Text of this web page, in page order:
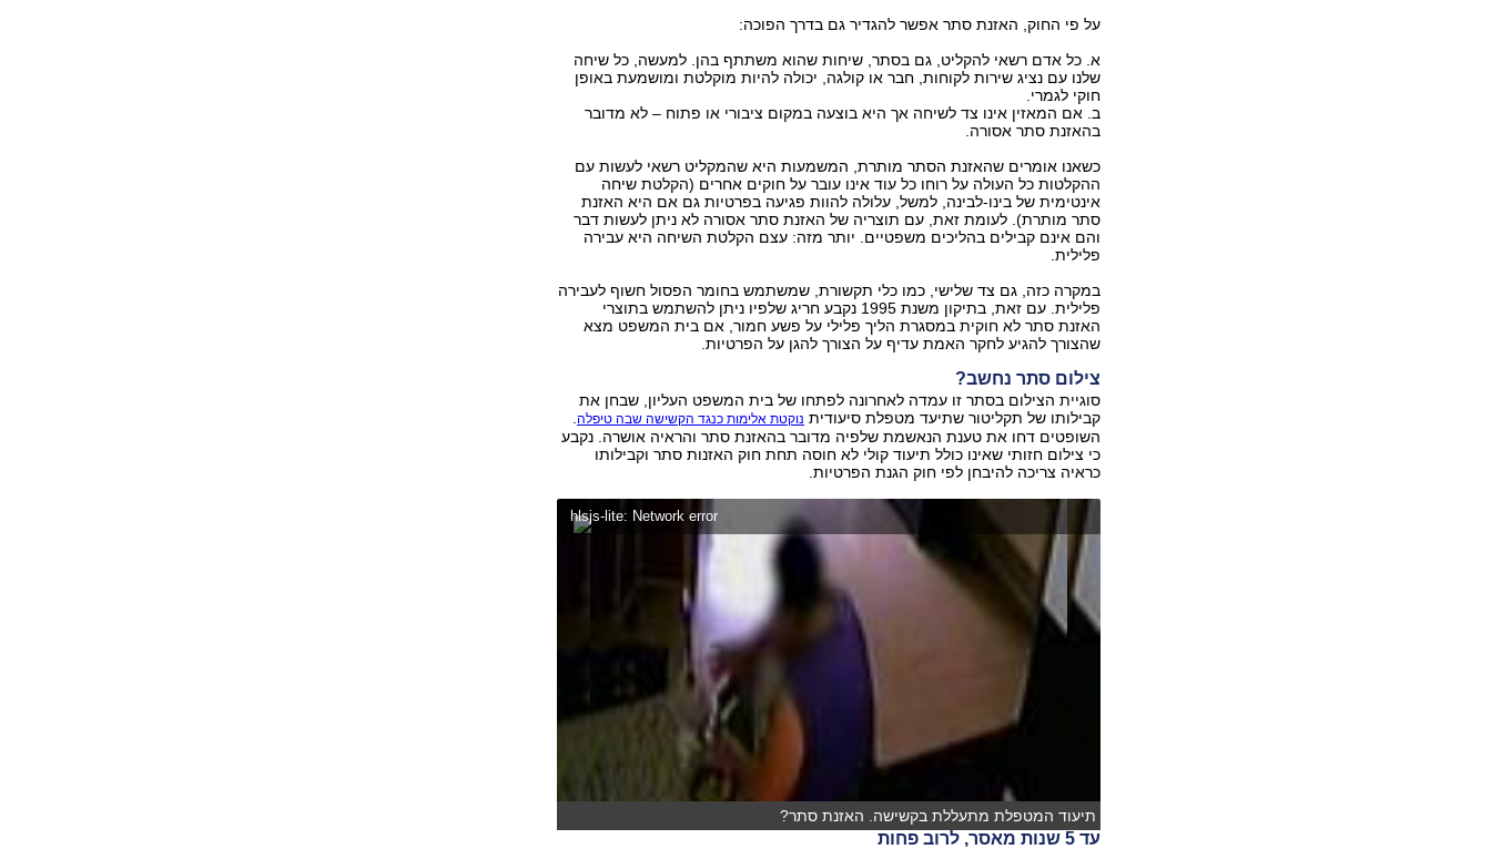
על פי החוק, האזנת סתר אפשר להגדיר גם בדרך הפוכה:
א. כל אדם רשאי להקליט, גם בסתר, שיחות שהוא משתתף בהן. למעשה, כל שיחה
שלנו עם נציג שירות לקוחות, חבר או קולגה, יכולה להיות מוקלטת ומושמעת באופן
חוקי לגמרי.
ב. אם המאזין אינו צד לשיחה אך היא בוצעה במקום ציבורי או פתוח – לא מדובר
בהאזנת סתר אסורה.
כשאנו אומרים שהאזנת הסתר מותרת, המשמעות היא שהמקליט רשאי לעשות עם
ההקלטות כל העולה על רוחו כל עוד אינו עובר על חוקים אחרים (הקלטת שיחה
אינטימית של בינו-לבינה, למשל, עלולה להוות פגיעה בפרטיות גם אם היא האזנת
סתר מותרת). לעומת זאת, עם תוצריה של האזנת סתר אסורה לא ניתן לעשות דבר
והם אינם קבילים בהליכים משפטיים. יותר מזה: עצם הקלטת השיחה היא עבירה
פלילית.
במקרה כזה, גם צד שלישי, כמו כלי תקשורת, שמשתמש בחומר הפסול חשוף לעבירה
פלילית. עם זאת, בתיקון משנת 1995 נקבע חריג שלפיו ניתן להשתמש בתוצרי
האזנת סתר לא חוקית במסגרת הליך פלילי על פשע חמור, אם בית המשפט מצא
שהצורך להגיע לחקר האמת עדיף על הצורך להגן על הפרטיות.
צילום סתר נחשב?
סוגיית הצילום בסתר זו עמדה לאחרונה לפתחו של בית המשפט העליון, שבחן את
קבילותו של תקליטור שתיעד מטפלת סיעודית נוקטת אלימות כנגד הקשישה שבה טיפלה.
השופטים דחו את טענת הנאשמת שלפיה מדובר בהאזנת סתר והראיה אושרה. נקבע
כי צילום חזותי שאינו כולל תיעוד קולי לא חוסה תחת חוק האזנות סתר וקבילותו
כראיה צריכה להיבחן לפי חוק הגנת הפרטיות.
hlsjs-lite: Network error
תיעוד המטפלת מתעללת בקשישה. האזנת סתר?
עד 5 שנות מאסר, לרוב פחות